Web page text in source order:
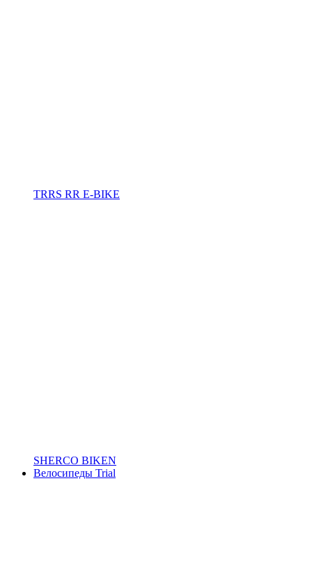
TRRS RR E-BIKE
SHERCO BIKEN
Велосипеды Trial